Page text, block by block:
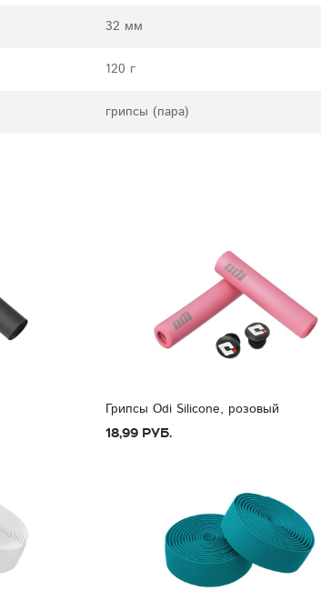
32 мм
120 г
грипсы (пара)
Грипсы Odi Silicone, розовый
18,99 руб.